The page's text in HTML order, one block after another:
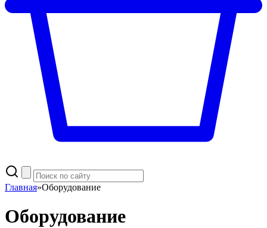
Главная»Оборудование
Оборудование